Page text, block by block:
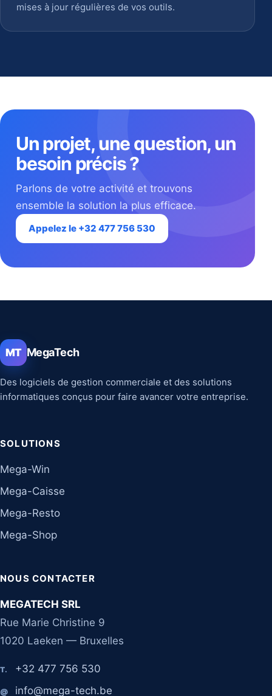
mises à jour régulières de vos outils.
Un projet, une question, un
besoin précis ?
Parlons de votre activité et trouvons
ensemble la solution la plus efficace.
Appelez le +32 477 756 530
MT MegaTech
Des logiciels de gestion commerciale et des solutions
informatiques conçus pour faire avancer votre entreprise.
SOLUTIONS
Mega-Win
Mega-Caisse
Mega-Resto
Mega-Shop
NOUS CONTACTER
MEGATECH SRL
Rue Marie Christine 9
1020 Laeken — Bruxelles
T. +32 477 756 530
@ info@mega-tech.be